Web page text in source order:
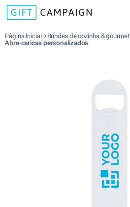
Página Inicial
Brindes de cozinha & gourmet
Abre-caricas personalizados